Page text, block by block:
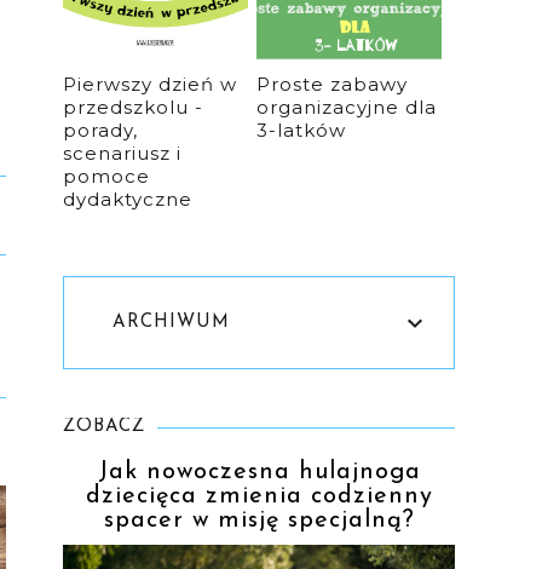
Pierwszy dzień w
przedszkolu -
porady,
scenariusz i
pomoce
dydaktyczne
Proste zabawy
organizacyjne dla
3-latków
ARCHIWUM
ZOBACZ
Jak nowoczesna hulajnoga
dziecięca zmienia codzienny
spacer w misję specjalną?